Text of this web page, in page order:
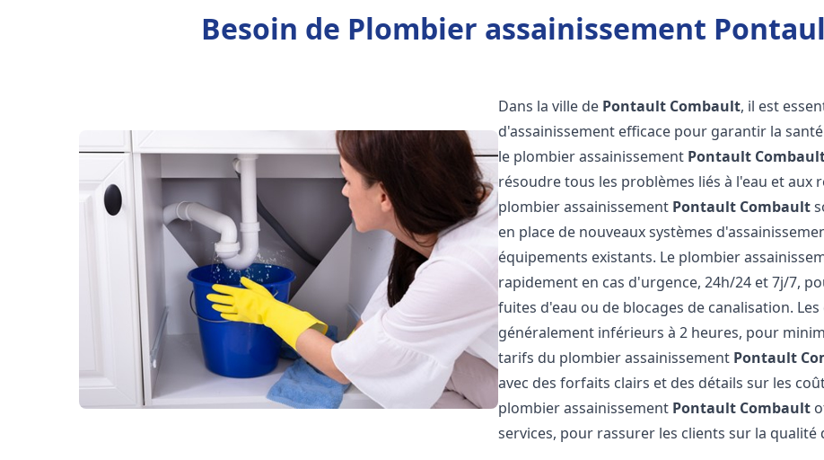
Besoin de Plombier assainissement
Dans la ville de Pontault Combault, il est
d'assainissement efficace pour garantir la
le plombier assainissement Pontault
résoudre tous les problèmes liés à l'eau et aux
plombier assainissement Pontault Combault
en place de nouveaux systèmes
équipements existants. Le plombier
rapidement en cas d'urgence, 24h/24 et 7j/7,
fuites d'eau ou de blocages de canalisation.
généralement inférieurs à 2 heures, pour
tarifs du plombier assainissement Pontault
avec des forfaits clairs et des détails sur les
plombier assainissement Pontault Combault
services, pour rassurer les clients sur la qualité